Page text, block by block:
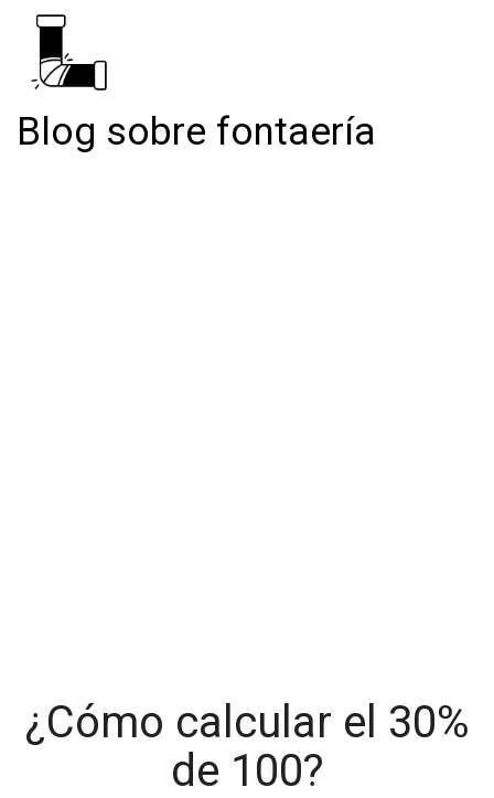
Blog sobre fontaería
¿Cómo calcular el 30%
de 100?